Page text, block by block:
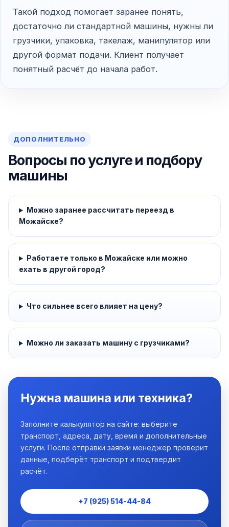
Такой подход помогает заранее понять,
достаточно ли стандартной машины, нужны ли
грузчики, упаковка, такелаж, манипулятор или
другой формат подачи. Клиент получает
понятный расчёт до начала работ.
ДОПОЛНИТЕЛЬНО
Вопросы по услуге и подбору
машины
Можно заранее рассчитать переезд в
Можайске?
Работаете только в Можайске или можно
ехать в другой город?
Что сильнее всего влияет на цену?
Можно ли заказать машину с грузчиками?
Нужна машина или техника?
Заполните калькулятор на сайте: выберите
транспорт, адреса, дату, время и дополнительные
услуги. После отправки заявки менеджер проверит
данные, подберёт транспорт и подтвердит
расчёт.
+7 (925) 514-44-84